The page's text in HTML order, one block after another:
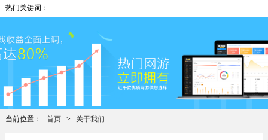
热门关键词：
当前位置： 首页 > 关于我们